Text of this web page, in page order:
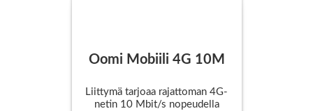
Oomi Mobiili 4G 10M
Liittymä tarjoaa rajattoman 4G-
netin 10 Mbit/s nopeudella